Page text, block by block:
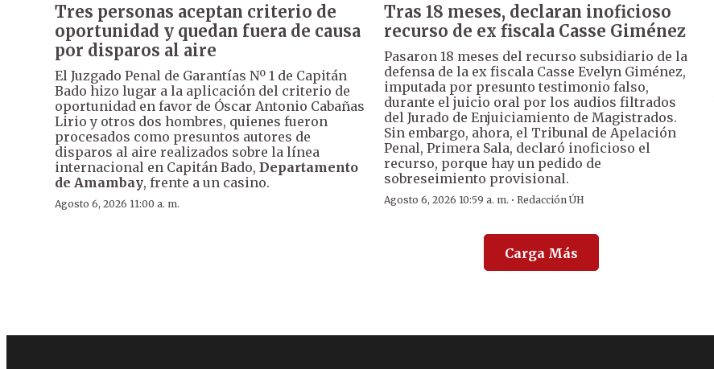
Tres personas aceptan criterio de
oportunidad y quedan fuera de causa
por disparos al aire
El Juzgado Penal de Garantías Nº 1 de Capitán
Bado hizo lugar a la aplicación del criterio de
oportunidad en favor de Óscar Antonio Cabañas
Lirio y otros dos hombres, quienes fueron
procesados como presuntos autores de
disparos al aire realizados sobre la línea
internacional en Capitán Bado, Departamento
de Amambay, frente a un casino.
Agosto 6, 2026 11:00 a. m.
Tras 18 meses, declaran inoficioso
recurso de ex fiscala Casse Giménez
Pasaron 18 meses del recurso subsidiario de la
defensa de la ex fiscala Casse Evelyn Giménez,
imputada por presunto testimonio falso,
durante el juicio oral por los audios filtrados
del Jurado de Enjuiciamiento de Magistrados.
Sin embargo, ahora, el Tribunal de Apelación
Penal, Primera Sala, declaró inoficioso el
recurso, porque hay un pedido de
sobreseimiento provisional.
Agosto 6, 2026 10:59 a. m. ·Redacción ÚH
Carga Más